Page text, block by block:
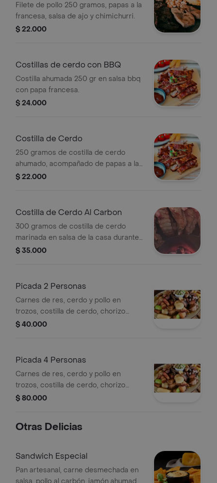
Filete de pollo 250 gramos, papas a la
francesa, salsa de ajo y chimichurri.
$ 22.000
Costillas de cerdo con BBQ
Costilla ahumada 250 gr en salsa bbq
con papa francesa.
$ 24.000
Costilla de Cerdo
250 gramos de costilla de cerdo
ahumado, acompañado de papas a la
francesa, maduritos y vegetales
$ 22.000
Costilla de Cerdo Al Carbon
300 gramos de costilla de cerdo
marinada en salsa de la casa durante
3 días, asado al carbón y acompañado
$ 35.000
Picada 2 Personas
Carnes de res, cerdo y pollo en
trozos, costilla de cerdo, chorizo
santarrosano, papas a la francesa,
$ 40.000
Picada 4 Personas
Carnes de res, cerdo y pollo en
trozos, costilla de cerdo, chorizo
santarrosano, papas a la francesa,
$ 80.000
Otras Delicias
Sandwich Especial
Pan artesanal, carne desmechada en